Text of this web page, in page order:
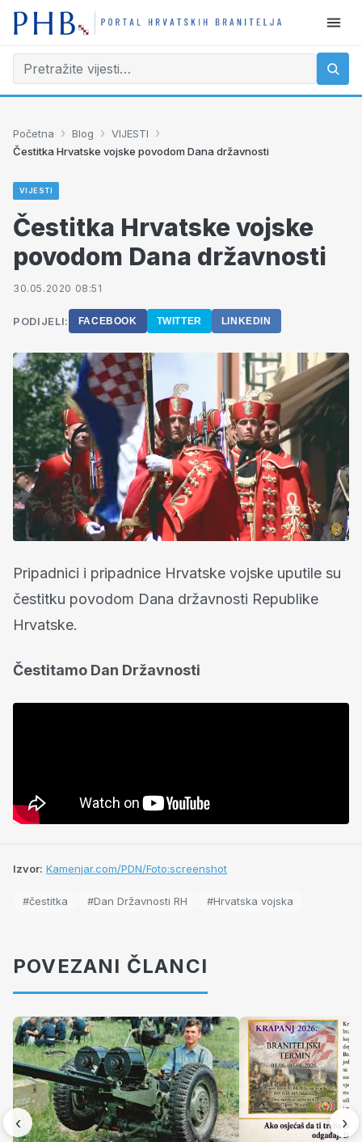
Početna › Blog › VIJESTI ›
Čestitka Hrvatske vojske povodom Dana državnosti
VIJESTI
Čestitka Hrvatske vojske
povodom Dana državnosti
30.05.2020 08:51
PODIJELI: FACEBOOK TWITTER LINKEDIN
Pripadnici i pripadnice Hrvatske vojske uputile su
čestitku povodom Dana državnosti Republike
Hrvatske.
Čestitamo Dan Državnosti
Izvor: Kamenjar.com/PDN/Foto:screenshot
#čestitka #Dan Državnosti RH #Hrvatska vojska
POVEZANI ČLANCI
‹ ›